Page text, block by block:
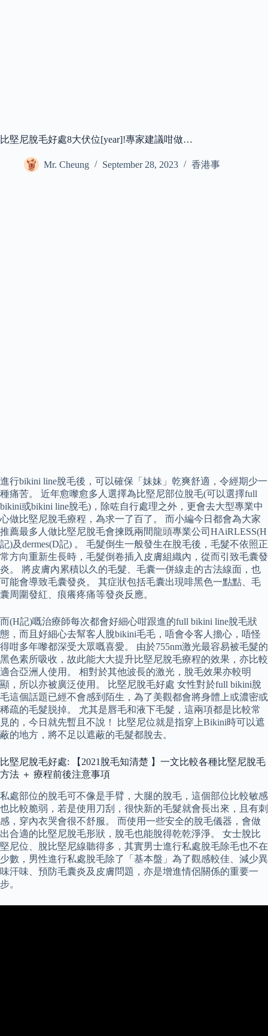
比堅尼脫毛好處8大伏位[year]!專家建議咁做…
Mr. Cheung September 28, 2023 香港事
進行bikini line脫毛後，可以確保「妹妹」乾爽舒適，令經期少一
種痛苦。 近年愈嚟愈多人選擇為比堅尼部位脫毛(可以選擇full
bikini或bikini line脫毛)，除咗自行處理之外，更會去大型專業中
心做比堅尼脫毛療程，為求一了百了。 而小編今日都會為大家
推薦最多人做比堅尼脫毛會揀既兩間龍頭專業公司HAiRLESS(H
記)及dermes(D記) 。 毛髮倒生一般發生在脫毛後，毛髮不依照正
常方向重新生長時，毛髮倒卷插入皮膚組織內，從而引致毛囊發
炎。 將皮膚內累積以久的毛髮、毛囊一併線走的古法線面，也
可能會導致毛囊發炎。 其症狀包括毛囊出現啡黑色一點點、毛
囊周圍發紅、痕癢疼痛等發炎反應。
而(H記)嘅治療師每次都會好細心咁跟進的full bikini line脫毛狀
態，而且好細心去幫客人脫bikini毛毛，唔會令客人擔心，唔怪
得咁多年嚟都深受大眾嘅喜愛。 由於755nm激光最容易被毛髮的
黑色素所吸收，故此能大大提升比堅尼脫毛療程的效果，亦比較
適合亞洲人使用。 相對於其他波長的激光，脫毛效果亦較明
顯，所以亦被廣泛使用。 比堅尼脫毛好處 女性對於full bikini脫
毛這個話題已經不會感到陌生，為了美觀都會將身體上或濃密或
稀疏的毛髮脱掉。 尤其是唇毛和液下毛髮，這兩項都是比較常
見的，今日就先暫且不說！ 比堅尼位就是指穿上Bikini時可以遮
蔽的地方，將不足以遮蔽的毛髮都脫去。
比堅尼脫毛好處: 【2021脫毛知清楚 】一文比較各種比堅尼脫毛
方法 ＋ 療程前後注意事項
私處部位的脫毛可不像是手臂，大腿的脫毛，這個部位比較敏感
也比較脆弱，若是使用刀刮，很快新的毛髮就會長出來，且有刺
感，穿內衣哭會很不舒服。 而使用一些安全的脫毛儀器，會做
出合適的比堅尼脫毛形狀，脫毛也能脫得乾乾淨淨。 女士脫比
堅尼位、脫比堅尼線聽得多，其實男士進行私處脫毛除毛也不在
少數，男性進行私處脫毛除了「基本盤」為了觀感較佳、減少異
味汗味、預防毛囊炎及皮膚問題，亦是增進情侶關係的重要一
步。